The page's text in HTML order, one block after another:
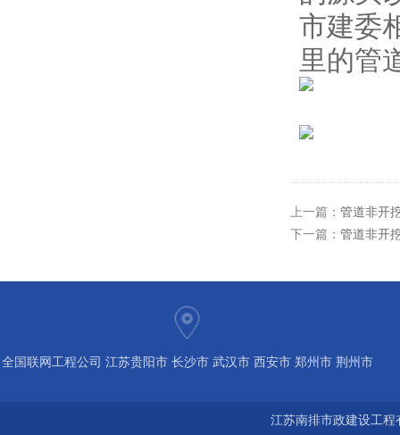
市建委
里的管
上一篇： 管道非开
下一篇： 管道非开
全国联网工程公司 江苏贵阳市 长沙市 武汉市 西安市 郑州市 荆州市
江苏南排市政建设工